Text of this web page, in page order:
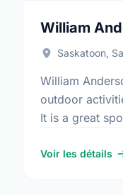
William
Saskatoon,
William
outdoor
It is a great
Voir les détails